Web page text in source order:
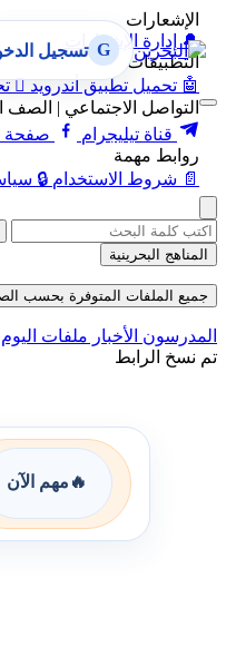
الإشعارات
🔔 إدارة الإشعارات
التطبيقات
🤖 تحميل تطبيق أندرويد 
التواصل الاجتماعي | الصف
قناة تيليجرام
صفحة
روابط مهمة
📄 شروط الاستخدام 🔒
G تسجيل
المناهج البحرينية
جميع الملفات المتوفرة بحسب الصف
المدرسون الأخبار ملفات اليوم
تم نسخ الرابط
🔥 مهم الآن